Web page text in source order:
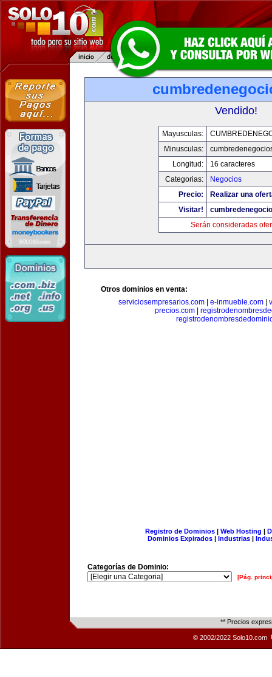
Vendido!
Mayusculas:
Minusculas:
Longitud:
16 caracteres
Categorias:
Negocios
Precio:
Realizar una
Visitar!
Serán consideradas
Otros dominios en venta:
serviciosempresarios.com| e-inmueble.com|
precios.com
Registro de Dominios| Web Hosting |
Dominios Expirados | Industrias |
Categorías de Dominio:
[Pág.
** Precios
© 2002/2022 Solo10.com